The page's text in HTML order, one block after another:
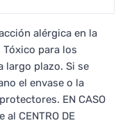
alérgica en la
para los
largo plazo. Si se
el envase o la
EN CASO
al CENTRO DE